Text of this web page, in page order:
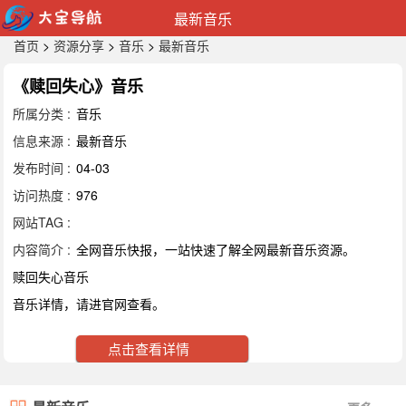
最新音乐
首页 > 资源分享 > 音乐 > 最新音乐
《赎回失心》音乐
所属分类 : 音乐
信息来源 : 最新音乐
发布时间 : 04-03
访问热度 : 976
网站TAG :
内容简介 : 全网音乐快报，一站快速了解全网最新音乐资源。
赎回失心音乐
音乐详情，请进官网查看。
点击查看详情